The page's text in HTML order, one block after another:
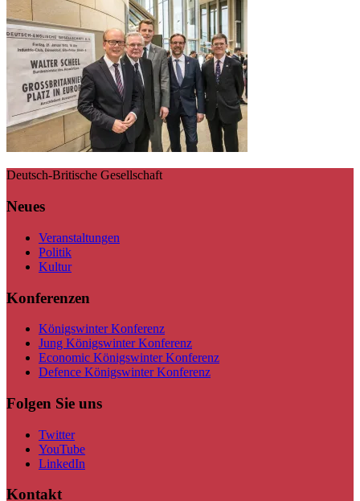
Deutsch-Britische Gesellschaft
Neues
Veranstaltungen
Politik
Kultur
Konferenzen
Königswinter Konferenz
Jung Königswinter Konferenz
Economic Königswinter Konferenz
Defence Königswinter Konferenz
Folgen Sie uns
Twitter
YouTube
LinkedIn
Kontakt